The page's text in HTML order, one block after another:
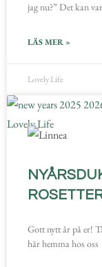
jag nu?” Det kan
LÄS MER »
Lovely Life
Gott nytt år på er!
här hemma hos oss